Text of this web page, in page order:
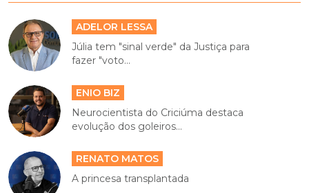
ADELOR LESSA
Júlia tem "sinal verde" da Justiça para
fazer "voto...
ENIO BIZ
Neurocientista do Criciúma destaca
evolução dos goleiros...
RENATO MATOS
A princesa transplantada